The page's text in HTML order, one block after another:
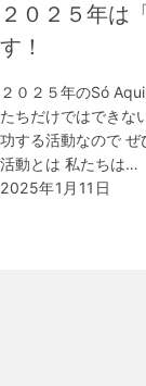
２０２５年は
す！
２０２５年のSó
たちだけではできな
功する活動なので
活動とは 私たちは…
2025年1月11日